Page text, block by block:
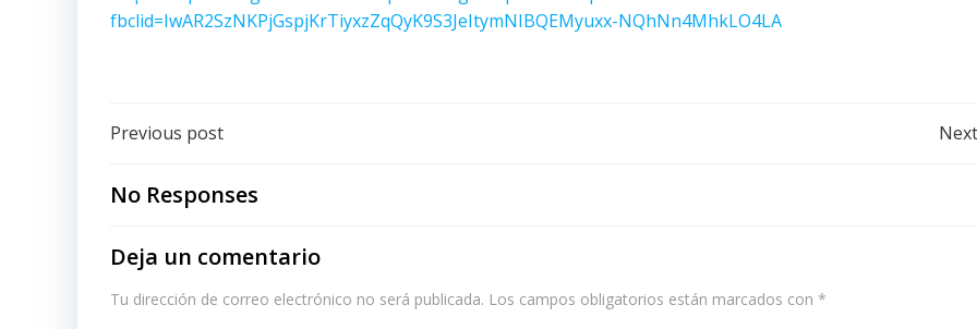
fbclid=IwAR2SzNKPjGspjKrTiyxzZqQyK9S3JeItymNIBQEMyuxx-NQhNn4MhkLO4LA
Post
navigation
Previous post
No Responses
Deja un comentario
Tu dirección de correo electrónico no será publicada. Los campos obligatorios están marcados con *